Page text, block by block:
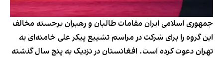
جمهوری اسلامی ایران مقامات طالبان و رهبران برجسته مخالف
این گروه را برای شرکت در مراسم تشییع پیکر علی خامنه‌ای به
تهران دعوت کرده است. افغانستان در نزدیک به پنج سال گذشته